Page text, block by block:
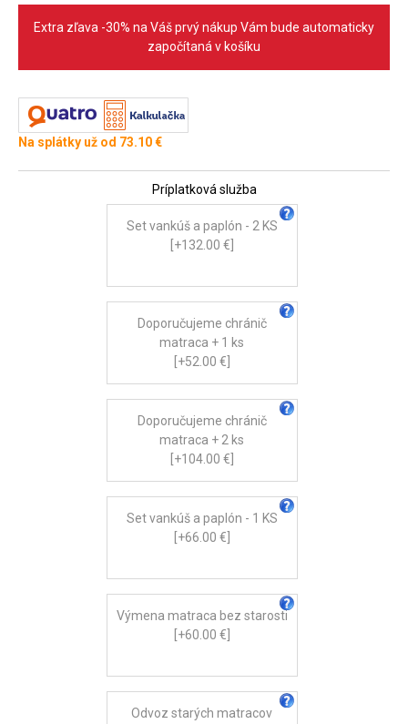
Extra zľava -30% na Váš prvý nákup Vám bude automaticky
započítaná v košíku
Na splátky už od 73.10 €
Príplatková služba
Set vankúš a paplón - 2 KS
[+132.00 €]
Doporučujeme chránič
matraca + 1 ks
[+52.00 €]
Doporučujeme chránič
matraca + 2 ks
[+104.00 €]
Set vankúš a paplón - 1 KS
[+66.00 €]
Výmena matraca bez starosti
[+60.00 €]
Odvoz starých matracov